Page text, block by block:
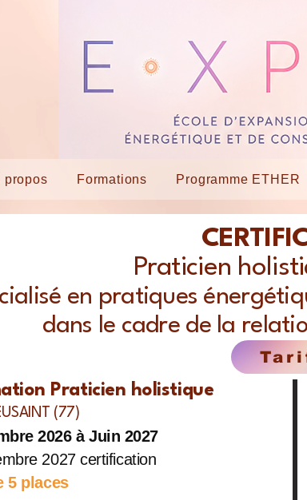
propos Formations Programme ETHER
Praticien
en pratiques
dans le cadre de la
Praticien holistique
(77)
2026 à Juin 2027
2027 certification